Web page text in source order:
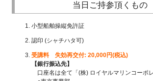
当日ご持参頂くもの
小型船舶操縦免許証
認印 (シャチハタ可)
受講料 失効再交付: 20,000円(税込)
【銀行振込先】
口座名は全て「(株) ロイヤルマリンコーポレ